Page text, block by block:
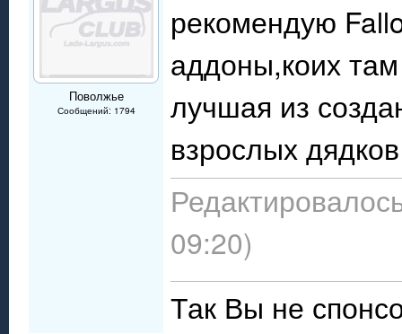
Поволжье
Сообщений: 1794
рекомендую
аддоны,коих
лучшая из
взрослых
09:20)
Так Вы не